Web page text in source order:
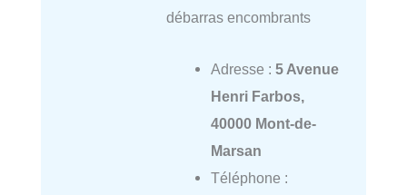
débarras encombrants
Adresse : 5 Avenue
Henri Farbos,
40000 Mont-de-
Marsan
Téléphone :